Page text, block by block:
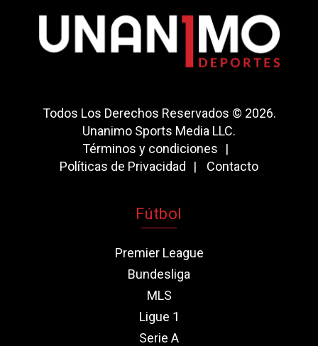
Todos Los Derechos Reservados © 2026.
Unanimo Sports Media LLC.
Términos y condiciones
Políticas de Privacidad
Contacto
Fútbol
Premier League
Bundesliga
MLS
Ligue 1
Serie A